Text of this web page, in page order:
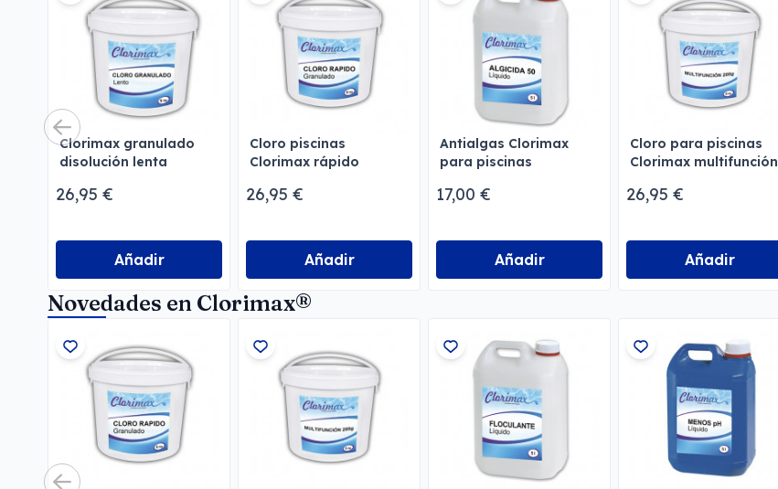
Clorimax granulado
disolución lenta
26,95 €
Añadir
Cloro piscinas
Clorimax rápido
26,95 €
Añadir
Antialgas Clorimax
para piscinas
17,00 €
Añadir
Cloro para piscinas
Clorimax multifunción
26,95 €
Añadir
Novedades en Clorimax®